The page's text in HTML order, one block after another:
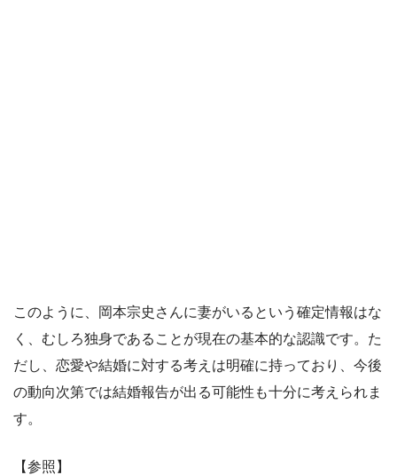
このように、岡本宗史さんに妻がいるという確定情報はな
く、むしろ独身であることが現在の基本的な認識です。た
だし、恋愛や結婚に対する考えは明確に持っており、今後
の動向次第では結婚報告が出る可能性も十分に考えられま
す。
【参照】